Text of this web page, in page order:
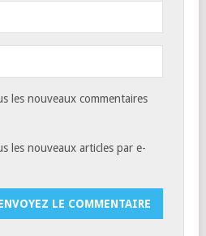
les nouveaux commentaires
les nouveaux articles par e-